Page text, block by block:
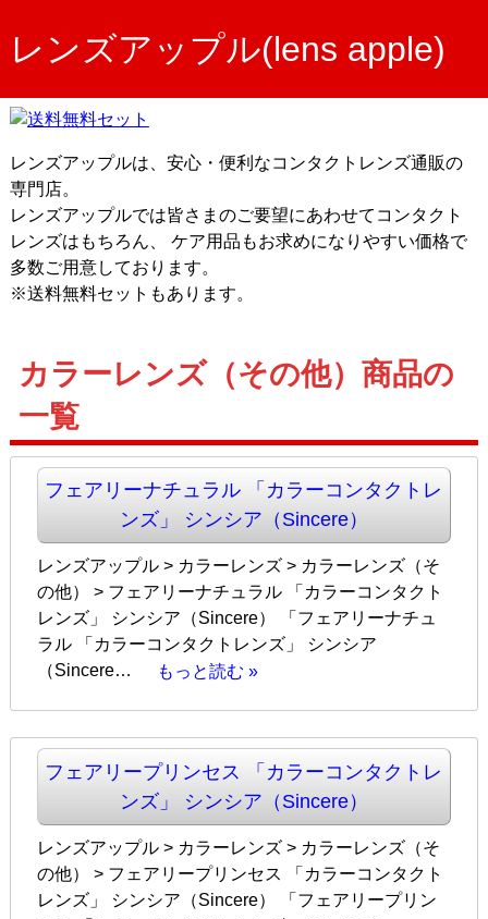
レンズアップル(lens apple)
レンズアップルは、安心・便利なコンタクトレンズ通販の
専門店。
レンズアップルでは皆さまのご要望にあわせてコンタクト
レンズはもちろん、 ケア用品もお求めになりやすい価格で
多数ご用意しております。
※送料無料セットもあります。
カラーレンズ（その他）商品の
一覧
フェアリーナチュラル 「カラーコンタクトレ
ンズ」 シンシア（Sincere）
レンズアップル > カラーレンズ > カラーレンズ（そ
の他） > フェアリーナチュラル 「カラーコンタクト
レンズ」 シンシア（Sincere） 「フェアリーナチュ
ラル 「カラーコンタクトレンズ」 シンシア
（Sincere…
もっと読む »
フェアリープリンセス 「カラーコンタクトレ
ンズ」 シンシア（Sincere）
レンズアップル > カラーレンズ > カラーレンズ（そ
の他） > フェアリープリンセス 「カラーコンタクト
レンズ」 シンシア（Sincere） 「フェアリープリン